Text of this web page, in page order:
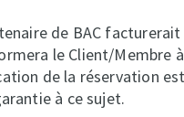
de BAC
le Client/Membre
de la réservation
à ce sujet.